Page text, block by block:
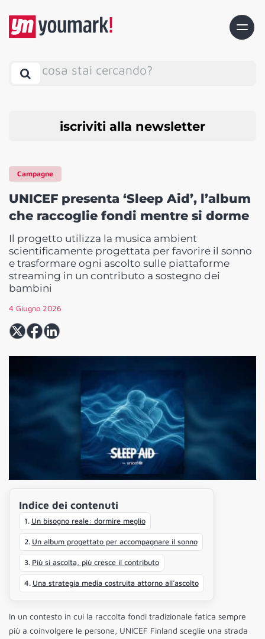
cosa stai cercando?
iscriviti alla newsletter
Campagne
UNICEF presenta ‘Sleep Aid’, l’album
che raccoglie fondi mentre si dorme
Il progetto utilizza la musica ambient
scientificamente progettata per favorire il sonno
e trasformare ogni ascolto sulle piattaforme
streaming in un contributo a sostegno dei
bambini
4 Giugno 2026
Indice dei contenuti
Un bisogno reale: dormire meglio
Un album progettato per accompagnare il sonno
Più si ascolta, più cresce il contributo
Una strategia media costruita attorno all’ascolto
In un contesto in cui la raccolta fondi tradizionale fatica sempre
più a coinvolgere le persone, UNICEF Finland sceglie una strada